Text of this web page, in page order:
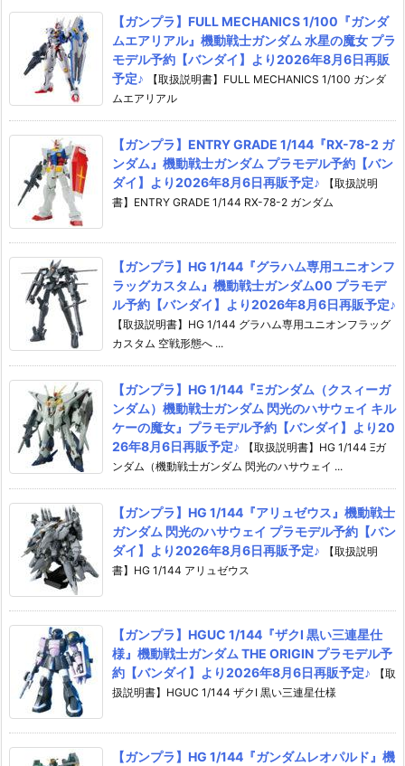
【ガンプラ】FULL MECHANICS 1/100『ガンダ
ムエアリアル』機動戦士ガンダム 水星の魔女 プラ
モデル予約【バンダイ】より2026年8月6日再販
予定♪
【取扱説明書】FULL MECHANICS 1/100 ガンダ
ムエアリアル
【ガンプラ】ENTRY GRADE 1/144『RX-78-2 ガ
ンダム』機動戦士ガンダム プラモデル予約【バン
ダイ】より2026年8月6日再販予定♪
【取扱説明
書】ENTRY GRADE 1/144 RX-78-2 ガンダム
【ガンプラ】HG 1/144『グラハム専用ユニオンフ
ラッグカスタム』機動戦士ガンダム00 プラモデ
ル予約【バンダイ】より2026年8月6日再販予定♪
【取扱説明書】HG 1/144 グラハム専用ユニオンフラッグ
カスタム 空戦形態へ ...
【ガンプラ】HG 1/144『Ξガンダム（クスィーガ
ンダム）機動戦士ガンダム 閃光のハサウェイ キル
ケーの魔女』プラモデル予約【バンダイ】より20
26年8月6日再販予定♪
【取扱説明書】HG 1/144 Ξガ
ンダム（機動戦士ガンダム 閃光のハサウェイ ...
【ガンプラ】HG 1/144『アリュゼウス』機動戦士
ガンダム 閃光のハサウェイ プラモデル予約【バン
ダイ】より2026年8月6日再販予定♪
【取扱説明
書】HG 1/144 アリュゼウス
【ガンプラ】HGUC 1/144『ザクI 黒い三連星仕
様』機動戦士ガンダム THE ORIGIN プラモデル予
約【バンダイ】より2026年8月6日再販予定♪
【取
扱説明書】HGUC 1/144 ザクI 黒い三連星仕様
【ガンプラ】HG 1/144『ガンダムレオパルド』機